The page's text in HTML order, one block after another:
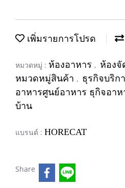
เพิ่มรายการโปรด
หมวดหมู่ : ห้องอาหาร , ห้องจั
หมวดหมู่สินค้า , ธุรกิจบริก
อาหารศูนย์อาหาร ธุกิจอาห
บ้าน
แบรนด์ : HORECAT
Share